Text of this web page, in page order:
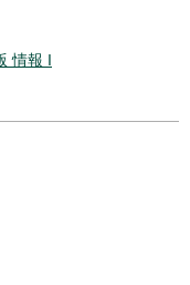
情報 I